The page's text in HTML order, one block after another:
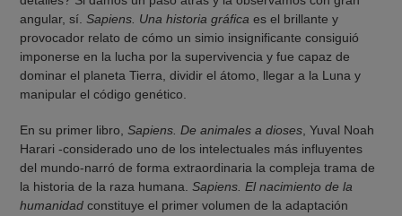
angular, sí. Sapiens. Una historia gráfica es el brillante y
provocador relato de cómo un simio insignificante consiguió
imponerse en la lucha por la supervivencia y fue capaz de
dominar el planeta Tierra, dividir el átomo, llegar a la Luna y
manipular el código genético.
En su primer libro, Sapiens. De animales a dioses , Yuval Noah
Harari -considerado uno de los intelectuales más influyentes
del mundo-narró de forma extraordinaria la compleja trama de
la historia de la raza humana. Sapiens. El nacimiento de la
humanidad constituye el primer volumen de la adaptación